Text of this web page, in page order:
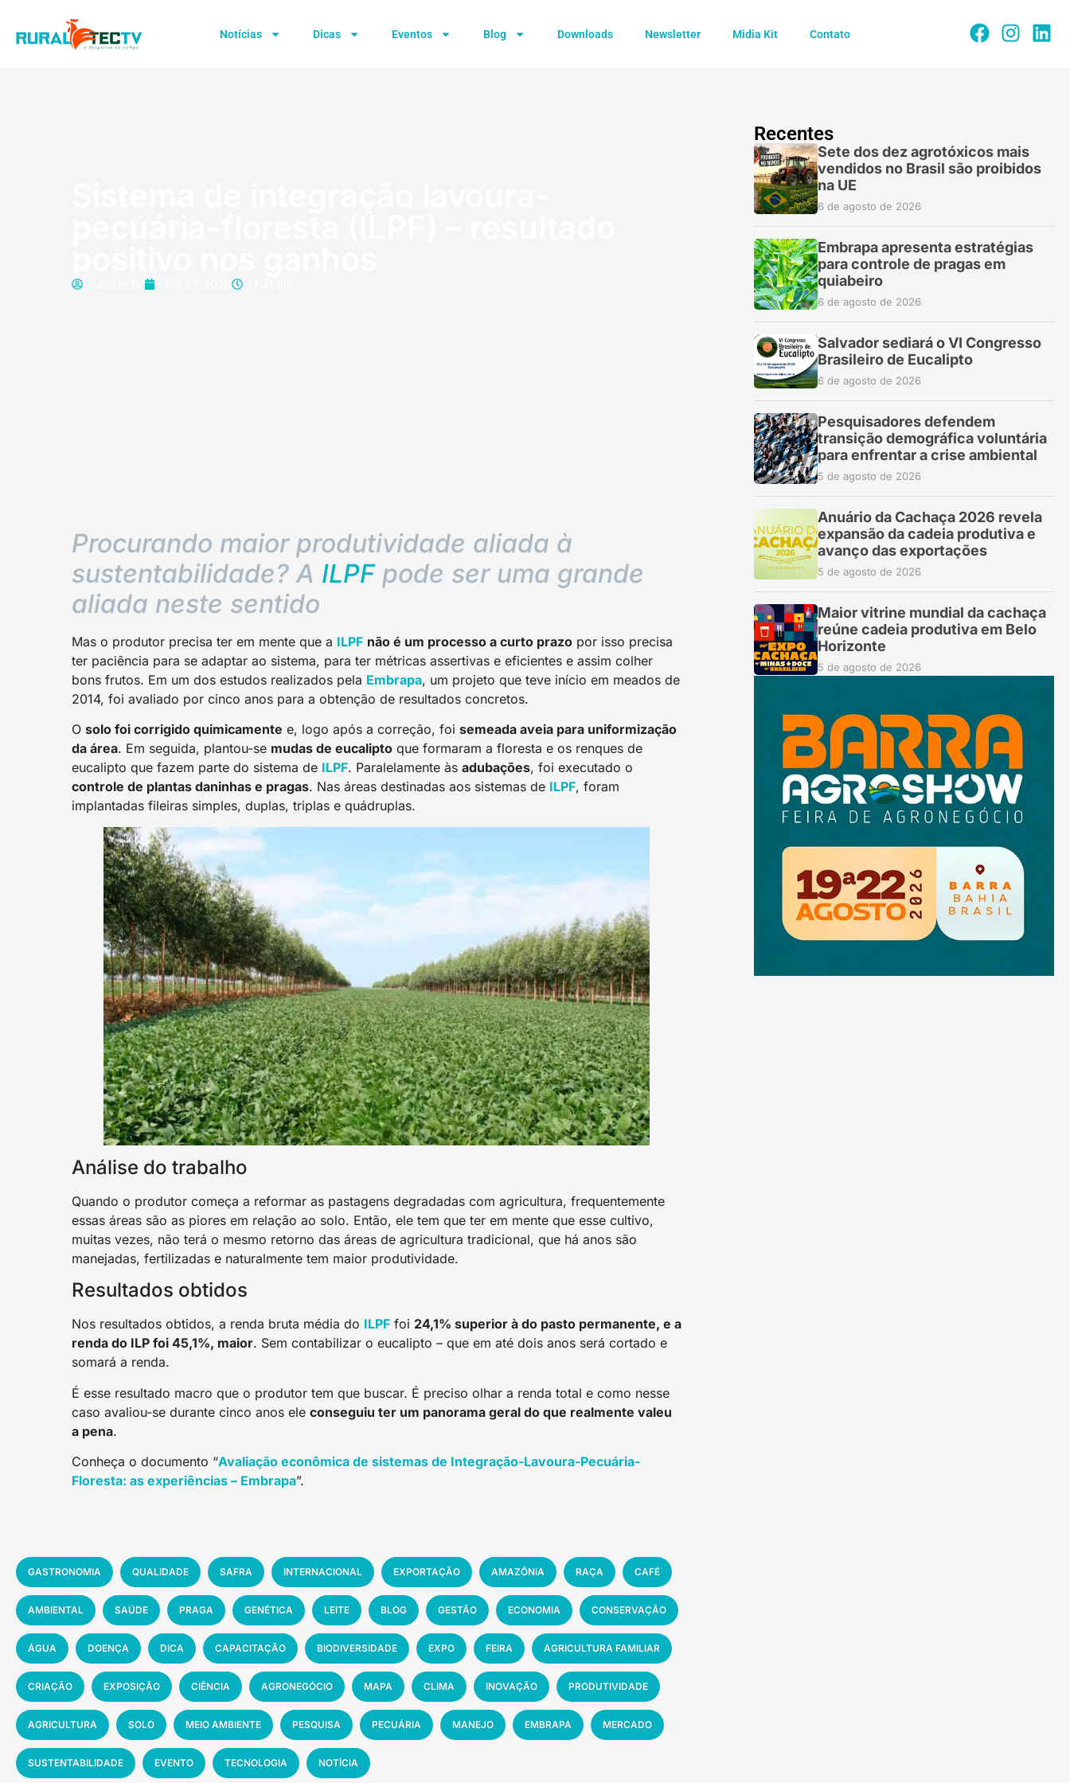
Notícias Dicas Eventos Blog Downloads Newsletter Midia Kit Contato
Procurando maior produtividade aliada à
sustentabilidade? A ILPFpode ser uma grande
aliada neste sentido
Mas o produtor precisa ter em mente que a ILPF não é um processo a curto prazo por isso precisa
ter paciência para se adaptar ao sistema, para ter métricas assertivas e eficientes e assim colher
bons frutos. Em um dos estudos realizados pela Embrapa, um projeto que teve início em meados de
2014, foi avaliado por cinco anos para a obtenção de resultados concretos.
O solo foi corrigido quimicamente e, logo após a correção, foi semeada aveia para uniformização
da área. Em seguida, plantou-se mudas de eucalipto que formaram a floresta e os renques de
eucalipto que fazem parte do sistema de ILPF. Paralelamente às adubações, foi executado o
controle de plantas daninhas e pragas. Nas áreas destinadas aos sistemas de ILPF, foram
implantadas fileiras simples, duplas, triplas e quádruplas.
Análise do trabalho
Quando o produtor começa a reformar as pastagens degradadas com agricultura, frequentemente
essas áreas são as piores em relação ao solo. Então, ele tem que ter em mente que esse cultivo,
muitas vezes, não terá o mesmo retorno das áreas de agricultura tradicional, que há anos são
manejadas, fertilizadas e naturalmente tem maior produtividade.
Resultados obtidos
Nos resultados obtidos, a renda bruta média do ILPF foi 24,1% superior à do pasto permanente, e a
renda do ILP foi 45,1%, maior. Sem contabilizar o eucalipto – que em até dois anos será cortado e
somará a renda.
É esse resultado macro que o produtor tem que buscar. É preciso olhar a renda total e como nesse
caso avaliou-se durante cinco anos ele conseguiu ter um panorama geral do que realmente valeu
a pena.
Conheça o documento “Avaliação econômica de sistemas de Integração-Lavoura-Pecuária-
Floresta: as experiências – Embrapa”.
GASTRONOMIA QUALIDADE SAFRA INTERNACIONAL EXPORTAÇÃO AMAZÔNIA RAÇA CAFÉ
AMBIENTAL SAÚDE PRAGA GENÉTICA LEITE BLOG GESTÃO ECONOMIA CONSERVAÇÃO
ÁGUA DOENÇA DICA CAPACITAÇÃO BIODIVERSIDADE EXPO FEIRA AGRICULTURA FAMILIAR
CRIAÇÃO EXPOSIÇÃO CIÊNCIA AGRONEGÓCIO MAPA CLIMA INOVAÇÃO PRODUTIVIDADE
AGRICULTURA SOLO MEIO AMBIENTE PESQUISA PECUÁRIA MANEJO EMBRAPA MERCADO
SUSTENTABILIDADE EVENTO TECNOLOGIA NOTÍCIA
Recentes
Sete dos dez agrotóxicos mais
vendidos no Brasil são proibidos
na UE
6 de agosto de 2026
Embrapa apresenta estratégias
para controle de pragas em
quiabeiro
6 de agosto de 2026
Salvador sediará o VI Congresso
Brasileiro de Eucalipto
6 de agosto de 2026
Pesquisadores defendem
transição demográfica voluntária
para enfrentar a crise ambiental
5 de agosto de 2026
Anuário da Cachaça 2026 revela
expansão da cadeia produtiva e
avanço das exportações
5 de agosto de 2026
Maior vitrine mundial da cachaça
reúne cadeia produtiva em Belo
Horizonte
5 de agosto de 2026